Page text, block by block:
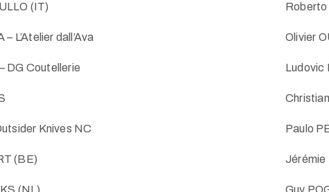
(IT)
– L’Atelier dall’Ava
DG Coutellerie
Knives NC
(BE)
(NL)
Olivier
Ludovic
Paulo
Jérémie
Guy